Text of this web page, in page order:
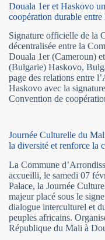
Douala 1er et Haskovo
coopération durable
Signature officielle de la
décentralisée entre la
Douala 1er (Cameroun)
(Bulgarie) Haskovo,
page des relations entre
Haskovo avec la
Convention de
Journée Culturelle du
la diversité et renforce la
La Commune
accueilli, le samedi 07
Palace, la Journée
majeur placé sous le
dialogue interculturel et
peuples africains.
République du Mali à